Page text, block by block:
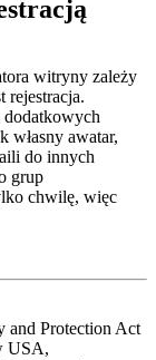
witryny zależy
rejestracja.
dodatkowych
własny awatar,
do innych
grup
chwilę, więc
and Protection Act
USA,